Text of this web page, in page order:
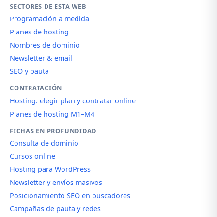
SECTORES DE ESTA WEB
Programación a medida
Planes de hosting
Nombres de dominio
Newsletter & email
SEO y pauta
CONTRATACIÓN
Hosting: elegir plan y contratar online
Planes de hosting M1–M4
FICHAS EN PROFUNDIDAD
Consulta de dominio
Cursos online
Hosting para WordPress
Newsletter y envíos masivos
Posicionamiento SEO en buscadores
Campañas de pauta y redes